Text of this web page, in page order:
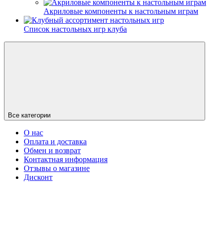
Акриловые компоненты к настольным играм
Список настольных игр клуба
Все категории
О нас
Оплата и доставка
Обмен и возврат
Контактная информация
Отзывы о магазине
Дисконт